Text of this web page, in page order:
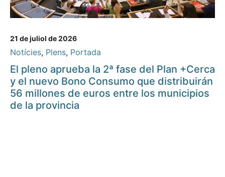
21 de juliol de 2026
Notícies, Plens, Portada
El pleno aprueba la 2ª fase del Plan +Cerca
y el nuevo Bono Consumo que distribuirán
56 millones de euros entre los municipios
de la provincia